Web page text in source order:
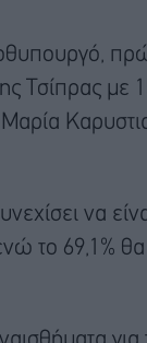
Τσίπρας με
να
το 69,1% θα